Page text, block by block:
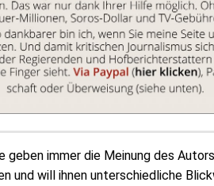
immer die Meinung des
und will ihnen unterschiedliche